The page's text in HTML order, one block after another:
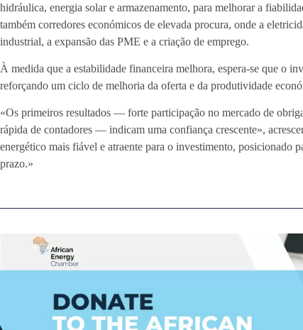
hidráulica, energia solar e armazenamento, para melhorar a
também corredores económicos de elevada procura, onde a
industrial, a expansão das PME e a criação de emprego.
À medida que a estabilidade financeira melhora, espera-se que o
reforçando um ciclo de melhoria da oferta e da produtividade
«Os primeiros resultados — forte participação no mercado de
rápida de contadores — indicam uma confiança crescente»,
energético mais fiável e atraente para o investimento, posicionado
prazo.»